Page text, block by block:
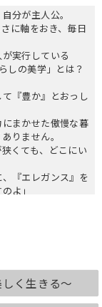
分が主人公。
に軸をおき、毎日
実行している
しの美学」とは？
て『豊か』とおっし
まかせた傲慢な暮
りません。
くても、どこにい
『エレガンス』を
よ」
、伯爵婦人による
ほどきが始まっ
スの伯爵家に嫁い
だ、一日一日を丁
、衣食住のコツと
開。
く生きる～